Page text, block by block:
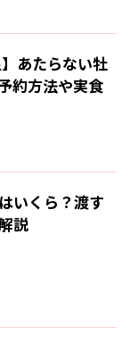
あたらない牡
約方法や実食
いくら？渡す
説